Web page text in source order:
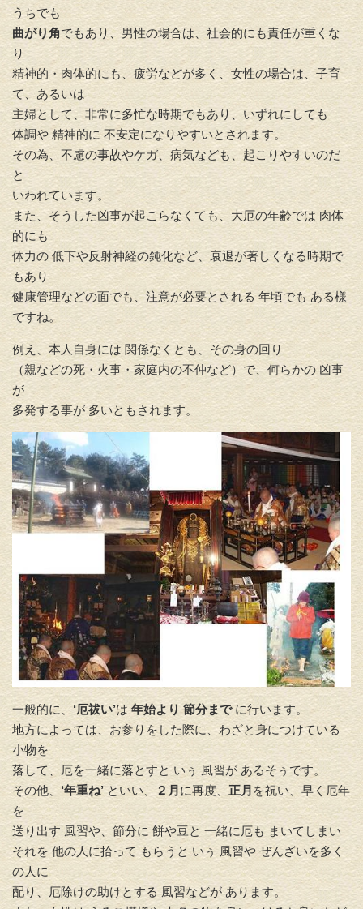
うちでも
曲がり角でもあり、男性の場合は、社会的にも責任が重くな
り
精神的・肉体的にも、疲労などが多く、女性の場合は、子育
て、あるいは
主婦として、非常に多忙な時期でもあり、いずれにしても
体調や 精神的に 不安定になりやすいとされます。
その為、不慮の事故やケガ、病気なども、起こりやすいのだ
と
いわれています。
また、そうした凶事が起こらなくても、大厄の年齢では 肉体
的にも
体力の 低下や反射神経の鈍化など、衰退が著しくなる時期で
もあり
健康管理などの面でも、注意が必要とされる 年頃でも ある様
ですね。
例え、本人自身には 関係なくとも、その身の回り
（親などの死・火事・家庭内の不仲など）で、何らかの 凶事
が
多発する事が 多いともされます。
一般的に、 ‘厄祓い’は 年始より 節分まで に行います。
地方によっては、お参りをした際に、わざと身につけている
小物を
落して、厄を一緒に落とすと いぅ 風習が あるそぅです。
その他、 ‘年重ね’といい、 ２月 に再度、 正月 を祝い、早く厄年
を
送り出す 風習や、節分に 餅や豆と 一緒に厄も まいてしまい
それを 他の人に拾って もらうと いぅ 風習や ぜんざいを多く
の人に
配り、厄除けの助けとする 風習などが あります。